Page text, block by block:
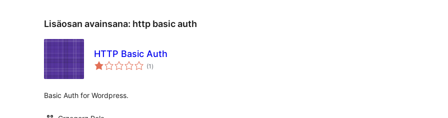
Lisäosan avainsana: http basic auth
HTTP Basic Auth
(1 arvosanat
yhteensä
)
Basic Auth for Wordpress.